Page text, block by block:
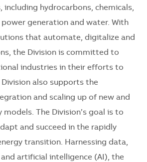
including hydrocarbons, chemicals,
generation and water. With
that automate, digitalize and
the Division is committed to
industries in their efforts to
also supports the
and scaling up of new and
models. The Division’s goal is to
and succeed in the rapidly
transition. Harnessing data,
artificial intelligence (AI), the